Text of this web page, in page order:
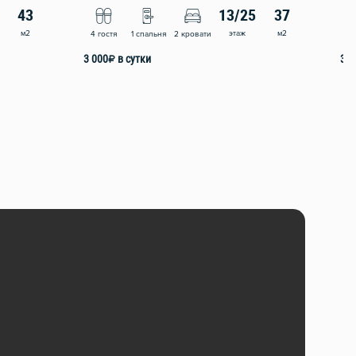
43
м2 4 гостя 1 спальня 2 кровати
13/25
этаж
37
м2
3 000₽ в сутки 3